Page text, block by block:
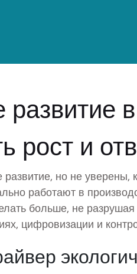
развитие
рост и
но не уверены,
работают в
больше, не
цифровизации и